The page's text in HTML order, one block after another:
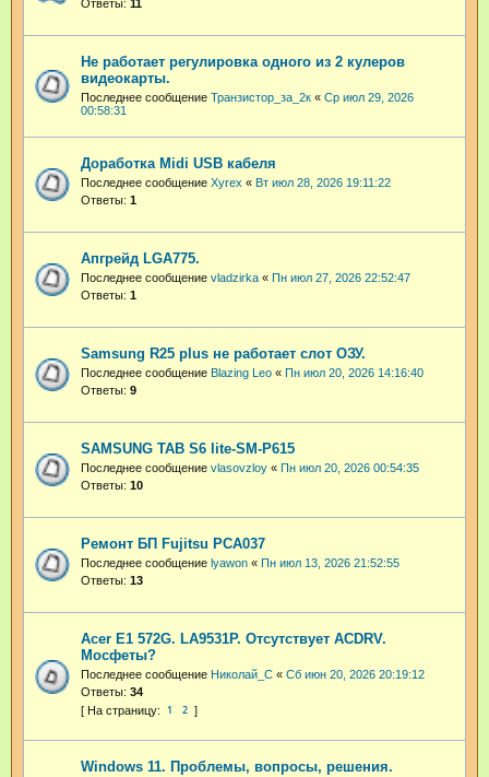
Ответы: 11
Не работает регулировка одного из 2 кулеров
видеокарты.
Последнее сообщение Транзистор_за_2к « Ср июл 29, 2026
00:58:31
Доработка Midi USB кабеля
Последнее сообщение Xyrex « Вт июл 28, 2026 19:11:22
Ответы: 1
Апгрейд LGA775.
Последнее сообщение vladzirka « Пн июл 27, 2026 22:52:47
Ответы: 1
Samsung R25 plus не работает слот ОЗУ.
Последнее сообщение Blazing Leo « Пн июл 20, 2026 14:16:40
Ответы: 9
SAMSUNG TAB S6 lite-SM-P615
Последнее сообщение vlasovzloy « Пн июл 20, 2026 00:54:35
Ответы: 10
Ремонт БП Fujitsu PCA037
Последнее сообщение lyawon « Пн июл 13, 2026 21:52:55
Ответы: 13
Acer E1 572G. LA9531P. Отсутствует ACDRV.
Мосфеты?
Последнее сообщение Николай_С « Сб июн 20, 2026 20:19:12
Ответы: 34
1 2
Windows 11. Проблемы, вопросы, решения.